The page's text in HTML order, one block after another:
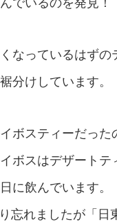
なっているはずの
分けしています。
ボスティーだった
ボスはデザートテ
に飲んでいます。
忘れましたが「日